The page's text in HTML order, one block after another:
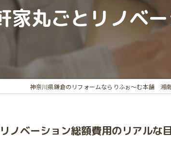
家丸ごとリノベ
神奈川県鎌倉のリフォームならりふぉ～む本舗 湘
ノベーション総額費用のリアルな